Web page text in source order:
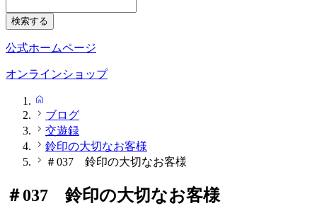
公式ホームページ
オンラインショップ
ブログ
交遊録
鈴印の大切なお客様
＃037 鈴印の大切なお客様
＃037 鈴印の大切なお客様